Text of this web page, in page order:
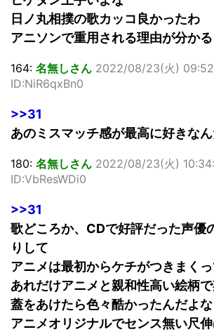
日ノ丸相撲の歌カッコ良かったわ
アニソンで重用される理由が分かる
164: 名無しさん 2022/08/23(火)
ID:NiR6qxBn0
>>31
あのミスマッチ感が最高に好きな
180: 名無しさん 2022/08/23(火)
ID:VbResWDi0
>>31
歌どころか、CDで好評だった声優
りして
アニメは最初からケチがつきまく
あれだけアニメと親和性高い絵柄
蓋をあけたら色々酷かったんだよな
アニメオリジナルでセンス無い尺